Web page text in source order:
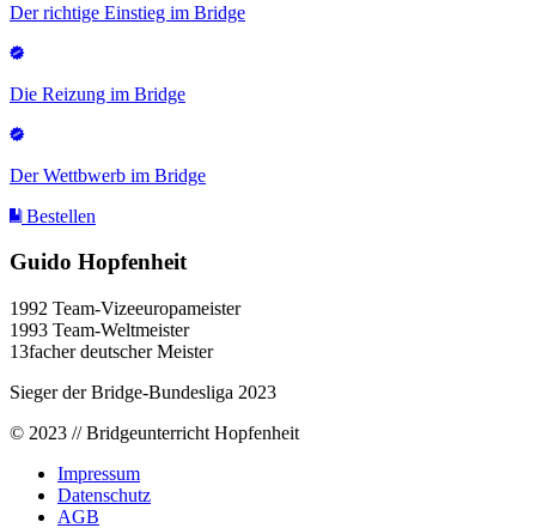
Der richtige Einstieg im Bridge
Die Reizung im Bridge
Der Wettbwerb im Bridge
Bestellen
Guido Hopfenheit
1992 Team-Vizeeuropameister
1993 Team-Weltmeister
13facher deutscher Meister
Sieger der Bridge-Bundesliga 2023
© 2023 // Bridgeunterricht Hopfenheit
Impressum
Datenschutz
AGB